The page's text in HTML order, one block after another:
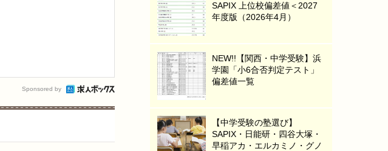
Sponsored by
SAPIX 上位校偏差値＜2027
年度版（2026年4月）
NEW!!【関西・中学受験】浜
学園「小6合否判定テスト」
偏差値一覧
【中学受験の塾選び】
SAPIX・日能研・四谷大塚・
早稲アカ・エルカミノ・グノ